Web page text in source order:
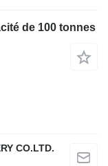
de 100 tonnes
CO.LTD.